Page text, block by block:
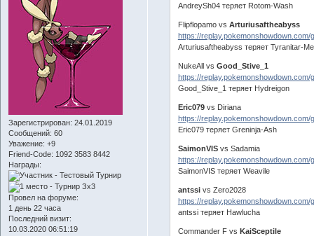
Зарегистрирован: 24.01.2019
Сообщений: 60
Уважение: +9
Friend-Сode: 1092 3583 8442
Награды:
Провел на форуме:
1 день 22 часа
Последний визит:
10.03.2020 06:51:19
AndreySh04 теряет Rotom-Wash
Flipflopamo vs Arturiusaftheabyss
https://replay.pokemonshowdown.com/
Arturiusaftheabyss теряет Tyranitar-
NukeAll vs Good_Stive_1
https://replay.pokemonshowdown.com/
Good_Stive_1 теряет Hydreigon
Eric079vs Diriana
https://
Eric079 теряет Greninja-Ash
SaimonVISvs Sadamia
https://replay.pokemonshowdown.com/
SaimonVIS теряет Weavile
antssivs Zero2028
https://replay.pokemonshowdown.com/
antssi теряет Hawlucha
Commander F vs KaiSceptile